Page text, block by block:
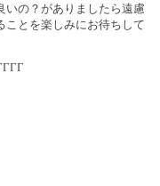
いの？がありましたら遠慮
ことを楽しみにお待ちして